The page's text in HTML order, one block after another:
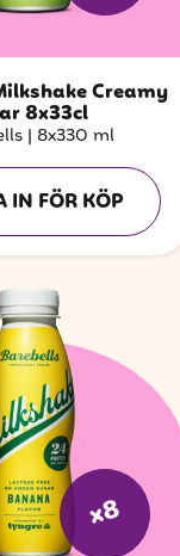
Creamy
8x33cl
| 8x330 ml
IN FÖR KÖP
x8